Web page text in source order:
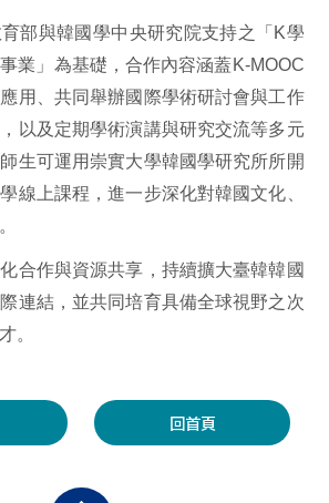
部與韓國學中央研究院支持之「 K學
業」為基礎，合作內容涵蓋K-MOOC
用、共同舉辦國際學術研討會與工作
以及定期學術演講與研究交流等多元
生可運用崇實大學韓國學研究所所開
線上課程，進一步深化對韓國文化、
合作與資源共享，持續擴大臺韓韓國
連結，並共同培育具備全球視野之次
。
回首頁